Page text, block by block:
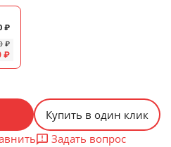
₽
₽
₽
Купить в один клик
Задать вопрос